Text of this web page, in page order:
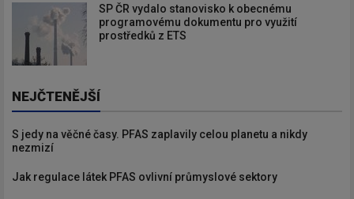
SP ČR vydalo stanovisko k obecnému
programovému dokumentu pro využití
prostředků z ETS
NEJČTENĚJŠÍ
S jedy na věčné časy. PFAS zaplavily celou planetu a nikdy
nezmizí
Jak regulace látek PFAS ovlivní průmyslové sektory